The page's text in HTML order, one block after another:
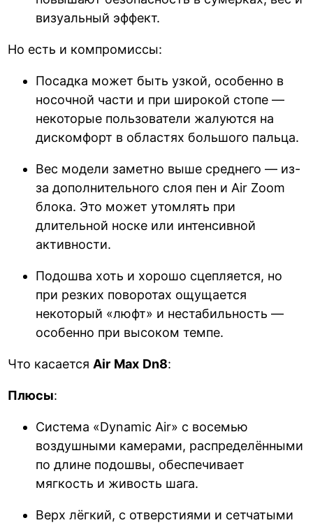
визуальный эффект.
Но есть и компромиссы:
Посадка может быть узкой, особенно в
носочной части и при широкой стопе —
некоторые пользователи жалуются на
дискомфорт в областях большого пальца.
Вес модели заметно выше среднего — из-
за дополнительного слоя пен и Air Zoom
блока. Это может утомлять при
длительной носке или интенсивной
активности.
Подошва хоть и хорошо сцепляется, но
при резких поворотах ощущается
некоторый «люфт» и нестабильность —
особенно при высоком темпе.
Что касается Air Max Dn8:
Плюсы:
Система «Dynamic Air» с восемью
воздушными камерами, распределёнными
по длине подошвы, обеспечивает
мягкость и живость шага.
Верх лёгкий, с отверстиями и сетчатыми